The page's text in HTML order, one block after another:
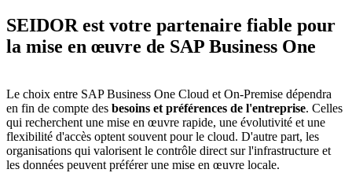
SEIDOR est votre partenaire fiable pour
la mise en œuvre de SAP Business One
Le choix entre SAP Business One Cloud et On-Premise dépendra
en fin de compte des besoins et préférences de l'entreprise. Celles
qui recherchent une mise en œuvre rapide, une évolutivité et une
flexibilité d'accès optent souvent pour le cloud. D'autre part, les
organisations qui valorisent le contrôle direct sur l'infrastructure et
les données peuvent préférer une mise en œuvre locale.